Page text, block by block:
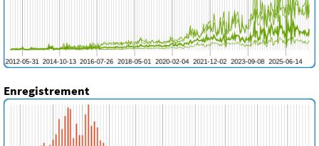
Enregistrement